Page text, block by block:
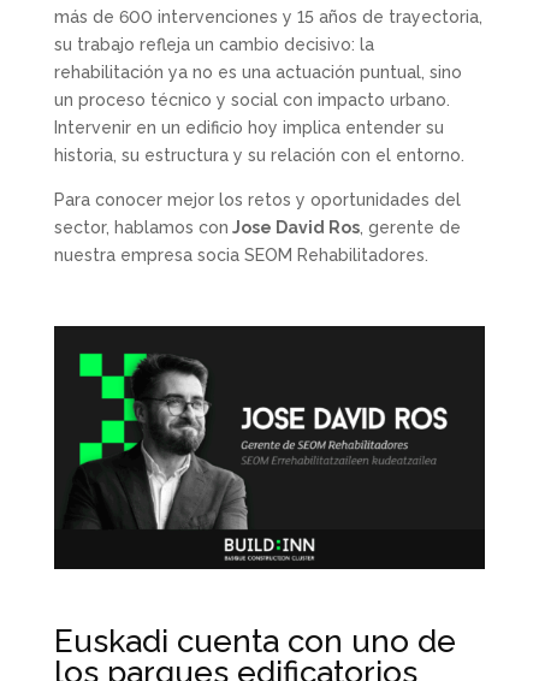
más de 600 intervenciones y 15 años de trayectoria,
su trabajo refleja un cambio decisivo: la
rehabilitación ya no es una actuación puntual, sino
un proceso técnico y social con impacto urbano.
Intervenir en un edificio hoy implica entender su
historia, su estructura y su relación con el entorno.
Para conocer mejor los retos y oportunidades del
sector, hablamos con Jose David Ros, gerente de
nuestra empresa socia SEOM Rehabilitadores.
Euskadi cuenta con uno de
los parques edificatorios